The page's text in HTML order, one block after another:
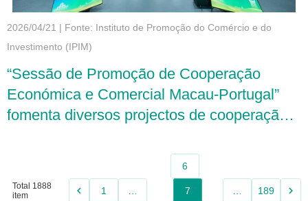
2026/04/21 | Fonte: Instituto de Promoção do Comércio e do
Investimento (IPIM)
“Sessão de Promoção de Cooperação
Económica e Comercial Macau-Portugal”
fomenta diversos projectos de cooperação e
rede de cooperação comercial entre a China
e Portugal
Total 1888
item
keyboard_arrow_left 1
6
7 189 keyboard_arrow_right